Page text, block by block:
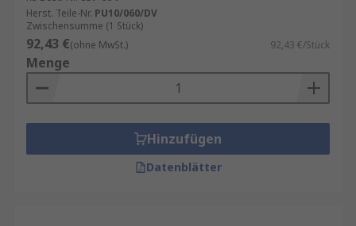
Vorteile von Luftspiralschläuchen
Platzsparend und ordentlich: Durch die
Spiralform bleibt der Schlauch kompakt und
Arbeitswegen. Das reduziert Stolperfallen
und sorgt für eine saubere
Arbeitsumgebung.
Herst. Teile-Nr. PU10/060/DV
Zwischensumme (1 Stück)
92,43 €(ohne MwSt.) 92,43 €/Stück
Menge
Hinzufügen
Datenblätter